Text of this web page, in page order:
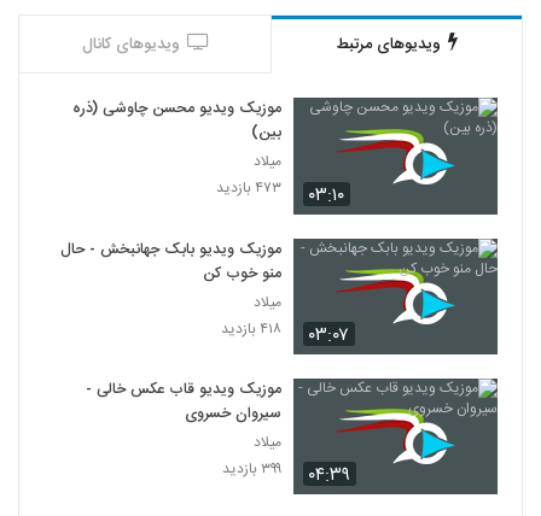
ویدیوهای مرتبط ویدیوهای کانال
۰۳:۱۰
موزیک ویدیو محسن چاوشی (ذره
بین)
میلاد
۴۷۳ بازدید
۰۳:۰۷
موزیک ویدیو بابک جهانبخش - حال
منو خوب کن
میلاد
۴۱۸ بازدید
۰۴:۳۹
موزیک ویدیو قاب عکس خالی -
سیروان خسروی
میلاد
۳۹۹ بازدید